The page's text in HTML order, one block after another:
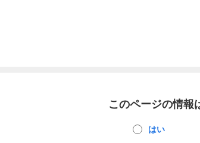
このページの情報
はい